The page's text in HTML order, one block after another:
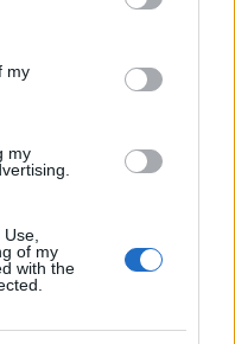
its third-party tags to
in below Google
my
my
of my
with the
és első számú
őt Kovalik Máté
Martos Gábor